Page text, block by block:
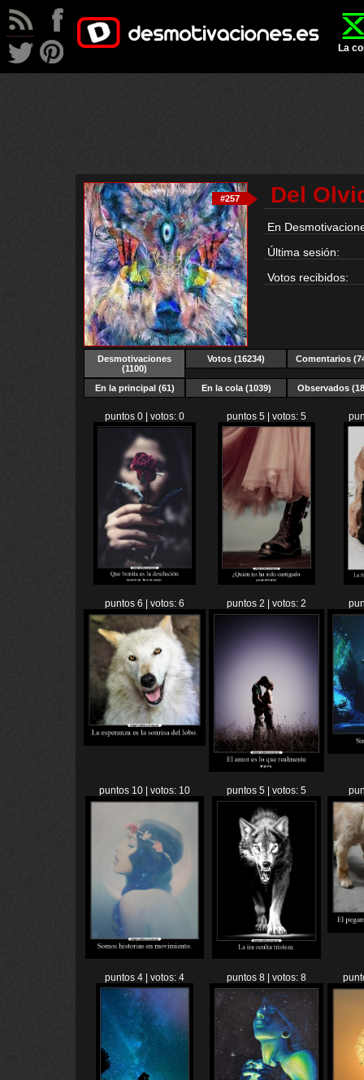
La
#257 Del
En
Última sesión:
Votos recibidos:
Desmotivaciones
(1100)
Votos (16234) Comentarios
En la principal (61) En la cola (1039) Observados
puntos 0 | votos: 0 puntos 5 | votos: 5
puntos 6 | votos: 6 puntos 2 | votos: 2
puntos 10 | votos: 10 puntos 5 | votos: 5
puntos 4 | votos: 4 puntos 8 | votos: 8